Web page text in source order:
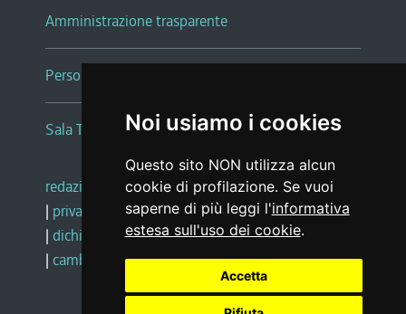
Noi usiamo i cookies
Questo sito NON utilizza alcun
cookie di profilazione. Se vuoi
saperne di più leggi l'informativa
estesa sull'uso dei cookie.
Accetta
Amministrazione trasparente
Persone e Uffici
Sala Tiziano Tessitori
redazione web |note legali |glossario
| privacy
social media policy
| dichiarazione di accessibilità |feedback
| cambio preferenze cookie